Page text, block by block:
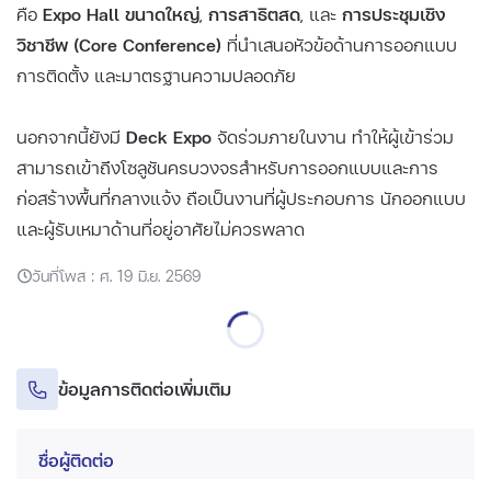
คือ Expo Hall ขนาดใหญ่, การสาธิตสด, และ การประชุมเชิง
วิชาชีพ (Core Conference) ที่นำเสนอหัวข้อด้านการออกแบบ
การติดตั้ง และมาตรฐานความปลอดภัย
นอกจากนี้ยังมี Deck Expo จัดร่วมภายในงาน ทำให้ผู้เข้าร่วม
สามารถเข้าถึงโซลูชันครบวงจรสำหรับการออกแบบและการ
ก่อสร้างพื้นที่กลางแจ้ง ถือเป็นงานที่ผู้ประกอบการ นักออกแบบ
และผู้รับเหมาด้านที่อยู่อาศัยไม่ควรพลาด
วันที่โพส : ศ. 19 มิ.ย. 2569
ข้อมูลการติดต่อเพิ่มเติม
ชื่อผู้ติดต่อ